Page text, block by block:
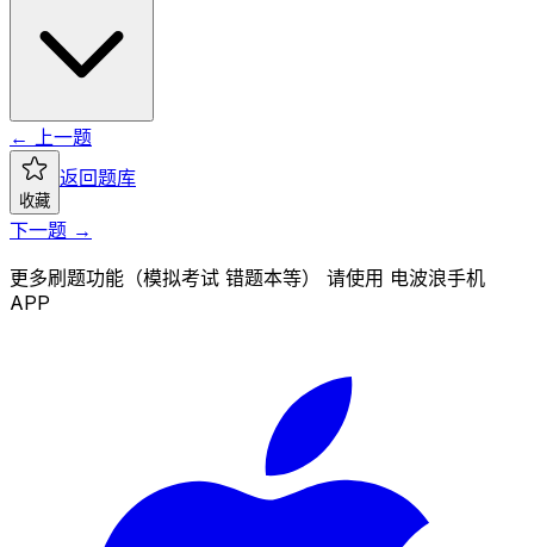
← 上一题
收藏
返回题库
下一题 →
更多刷题功能（模拟考试 错题本等） 请使用 电波浪手机
APP